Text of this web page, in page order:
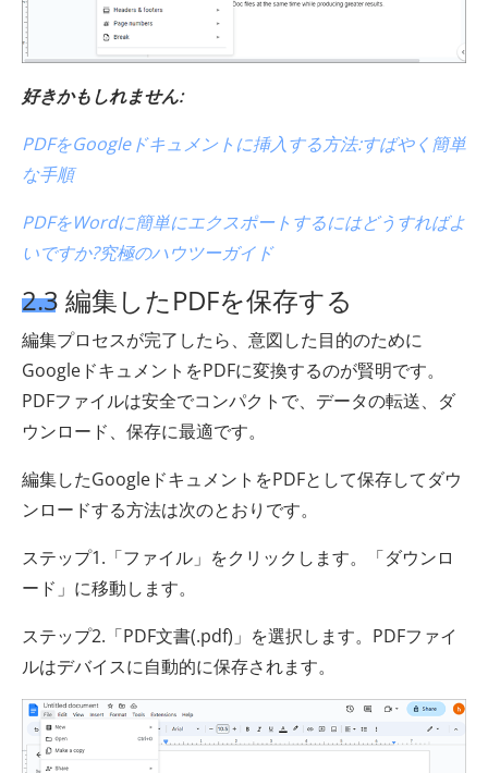
好きかもしれません:
PDFをGoogleドキュメントに挿入する方法:すばやく簡単
な手順
PDFをWordに簡単にエクスポートするにはどうすればよ
いですか?究極のハウツーガイド
2.3 編集したPDFを保存する
編集プロセスが完了したら、意図した目的のために
GoogleドキュメントをPDFに変換するのが賢明です。
PDFファイルは安全でコンパクトで、データの転送、ダ
ウンロード、保存に最適です。
編集したGoogleドキュメントをPDFとして保存してダウ
ンロードする方法は次のとおりです。
ステップ1.「ファイル」をクリックします。「ダウンロ
ード」に移動します。
ステップ2.「PDF文書(.pdf)」を選択します。PDFファイ
ルはデバイスに自動的に保存されます。